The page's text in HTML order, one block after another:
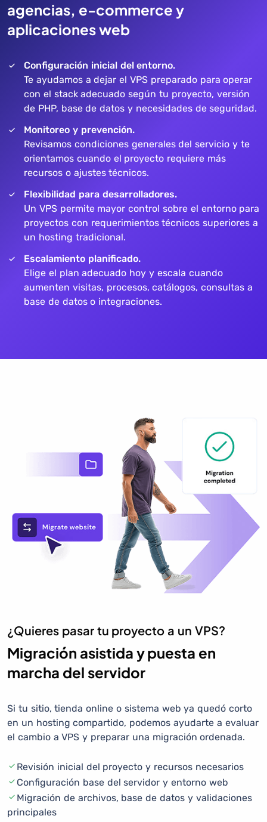
agencias, e-commerce y
aplicaciones web
Configuración inicial del entorno.
Te ayudamos a dejar el VPS preparado para operar
con el stack adecuado según tu proyecto, versión
de PHP, base de datos y necesidades de seguridad.
Monitoreo y prevención.
Revisamos condiciones generales del servicio y te
orientamos cuando el proyecto requiere más
recursos o ajustes técnicos.
Flexibilidad para desarrolladores.
Un VPS permite mayor control sobre el entorno para
proyectos con requerimientos técnicos superiores a
un hosting tradicional.
Escalamiento planificado.
Elige el plan adecuado hoy y escala cuando
aumenten visitas, procesos, catálogos, consultas a
base de datos o integraciones.
¿Quieres pasar tu proyecto a un VPS?
Migración asistida y puesta en
marcha del servidor
Si tu sitio, tienda online o sistema web ya quedó corto
en un hosting compartido, podemos ayudarte a evaluar
el cambio a VPS y preparar una migración ordenada.
Revisión inicial del proyecto y recursos necesarios
Configuración base del servidor y entorno web
Migración de archivos, base de datos y validaciones
principales